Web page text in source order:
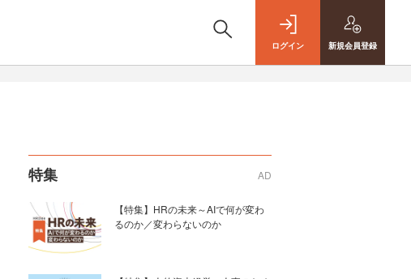
ログイン 新規会員登録
特集 AD
【特集】HRの未来～AIで何が変わ
るのか／変わらないのか